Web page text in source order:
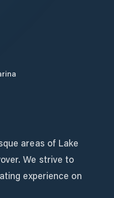
areas of Lake
We strive to
experience on